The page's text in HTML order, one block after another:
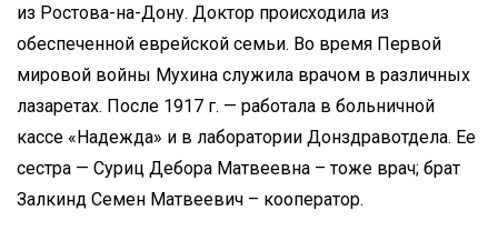
из Ростова-на-Дону. Доктор происходила из
обеспеченной еврейской семьи. Во время Первой
мировой войны Мухина служила врачом в различных
лазаретах. После 1917 г. — работала в больничной
кассе «Надежда» и в лаборатории Донздравотдела. Ее
сестра — Суриц Дебора Матвеевна – тоже врач; брат
Залкинд Семен Матвеевич – кооператор.